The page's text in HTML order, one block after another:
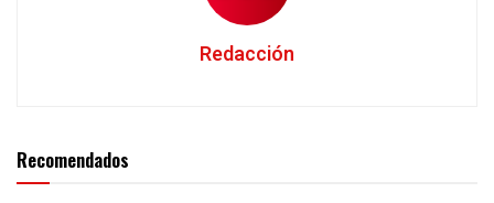
Redacción
Recomendados